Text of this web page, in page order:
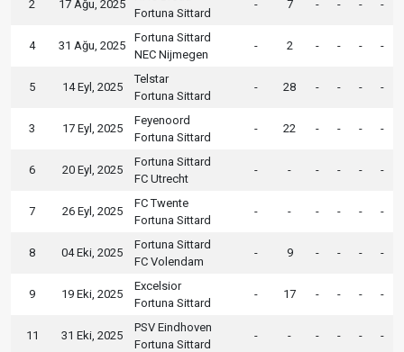
2 17 Ağu, 2025
Fortuna Sittard
- 7 - - - -
4 31 Ağu, 2025
Fortuna Sittard
NEC Nijmegen
- 2 - - - -
5 14 Eyl, 2025
Telstar
Fortuna Sittard
- 28 - - - -
3 17 Eyl, 2025
Feyenoord
Fortuna Sittard
- 22 - - - -
6 20 Eyl, 2025
Fortuna Sittard
FC Utrecht
- - - - - -
7 26 Eyl, 2025
FC Twente
Fortuna Sittard
- - - - - -
8 04 Eki, 2025
Fortuna Sittard
FC Volendam
- 9 - - - -
9 19 Eki, 2025
Excelsior
Fortuna Sittard
- 17 - - - -
11 31 Eki, 2025
PSV Eindhoven
Fortuna Sittard
- - - - - -